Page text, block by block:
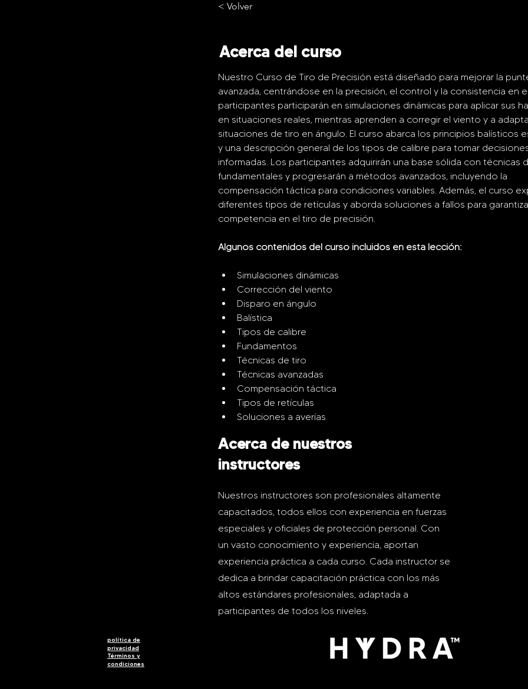
< Volver
Acerca del curso
Nuestro Curso de Tiro de Precisión está diseñado para mejorar la
avanzada, centrándose en la precisión, el control y la consistencia en
participantes participarán en simulaciones dinámicas para aplicar sus
en situaciones reales, mientras aprenden a corregir el viento y a
situaciones de tiro en ángulo. El curso abarca los principios balísticos
y una descripción general de los tipos de calibre para tomar
informadas. Los participantes adquirirán una base sólida con técnicas
fundamentales y progresarán a métodos avanzados, incluyendo la
compensación táctica para condiciones variables. Además, el curso
diferentes tipos de retículas y aborda soluciones a fallos para
competencia en el tiro de precisión.
Algunos contenidos del curso incluidos en esta lección:
Simulaciones dinámicas
Corrección del viento
Disparo en ángulo
Balística
Tipos de calibre
Fundamentos
Técnicas de tiro
Técnicas avanzadas
Compensación táctica
Tipos de retículas
Soluciones a averías
Acerca de nuestros
instructores
Nuestros instructores son profesionales altamente
capacitados, todos ellos con experiencia en fuerzas
especiales y oficiales de protección personal. Con
un vasto conocimiento y experiencia, aportan
experiencia práctica a cada curso. Cada instructor se
dedica a brindar capacitación práctica con los más
altos estándares profesionales, adaptada a
participantes de todos los niveles.
política de
privacidad
Términos y
condiciones